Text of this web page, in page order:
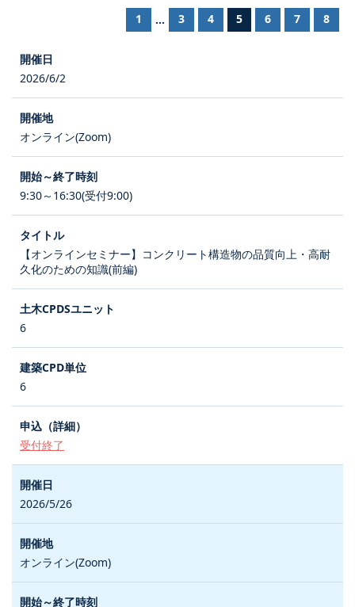
1 ... 3 4 5 6 7 8
2026/6/2
オンライン(Zoom)
9:30～16:30(受付9:00)
【オンラインセミナー】コンクリート構造物の品質向上・高耐
久化のための知識(前編)
6
6
受付終了
2026/5/26
オンライン(Zoom)